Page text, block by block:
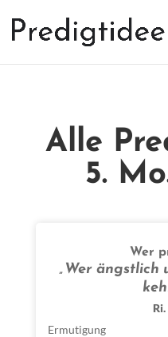
Alle
5.
Wer
„Wer ängstlich
Ermutigung